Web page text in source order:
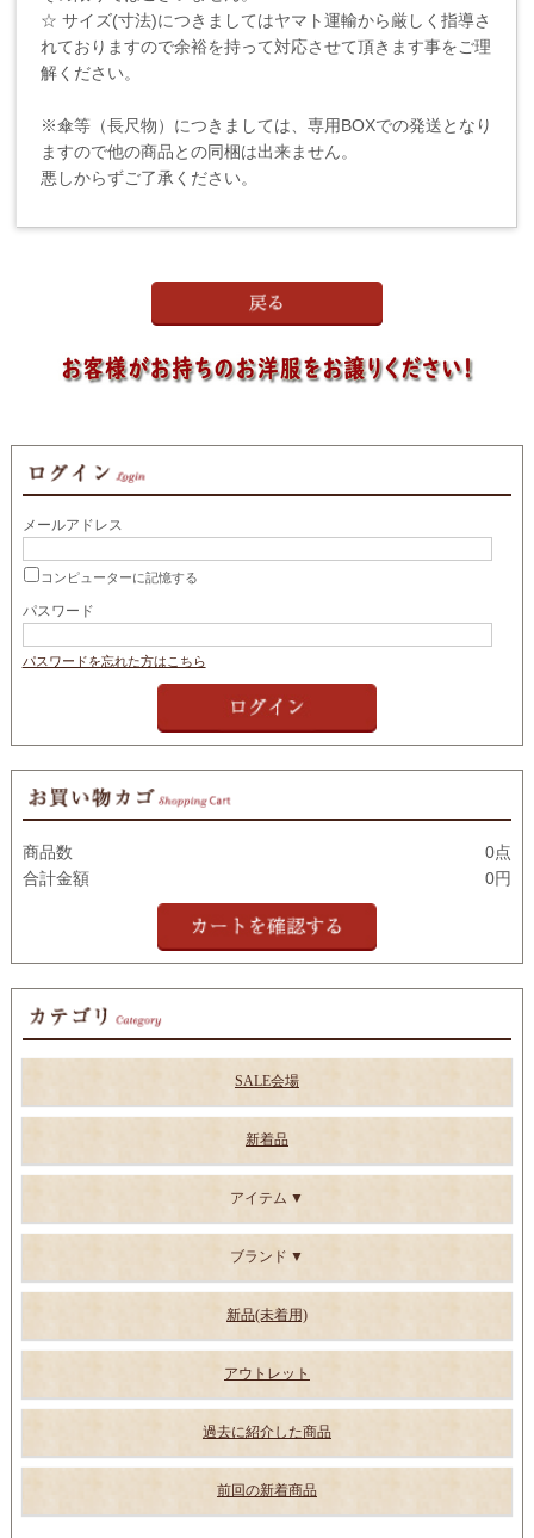
☆ サイズ(寸法)につきましてはヤマト運輸から厳しく指導さ
れておりますので余裕を持って対応させて頂きます事をご理
解ください。
※傘等（長尺物）につきましては、専用BOXでの発送となり
ますので他の商品との同梱は出来ません。
悪しからずご了承ください。
メールアドレス
コンピューターに記憶する
パスワード
パスワードを忘れた方はこちら
商品数
0点
合計金額
0円
SALE会場
新着品
アイテム
ブランド
新品(未着用)
アウトレット
過去に紹介した商品
前回の新着商品